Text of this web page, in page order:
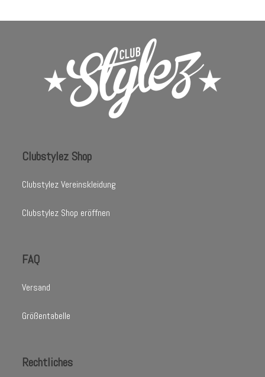
Clubstylez Shop
Clubstylez Vereinskleidung
Clubstylez Shop eröffnen
FAQ
Versand
Größentabelle
Rechtliches